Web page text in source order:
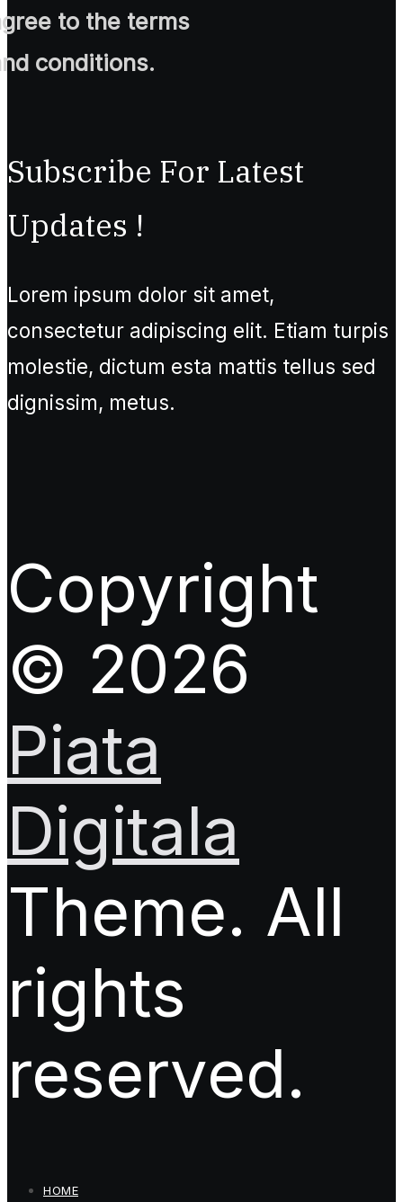
to the terms
conditions.
Subscribe For Latest
Updates !
Lorem ipsum dolor sit amet,
consectetur adipiscing elit. Etiam turpis
molestie, dictum esta mattis tellus sed
dignissim, metus.
Copyright
© 2026
Piata
Digitala
Theme. All
rights
reserved.
HOME